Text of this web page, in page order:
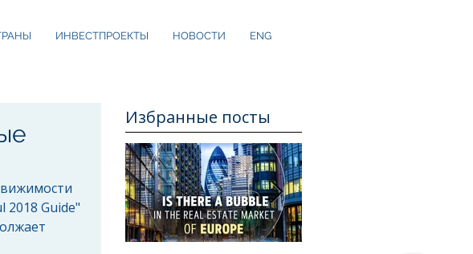
ИНВЕСТПРОЕКТЫ НОВОСТИ ENG
Guide"
Избранные посты